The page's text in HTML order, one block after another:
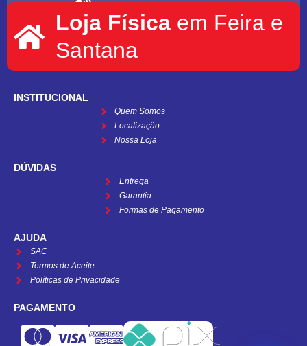
informat.servicos1@gmail.com
Loja Física em Feira e
Santana
INSTITUCIONAL
Quem Somos
Localização
Nossa Loja
DÚVIDAS
Entrega
Garantia
Formas de Pagamento
AJUDA
SAC
Termos de Aceite
Políticas de Privacidade
PAGAMENTO